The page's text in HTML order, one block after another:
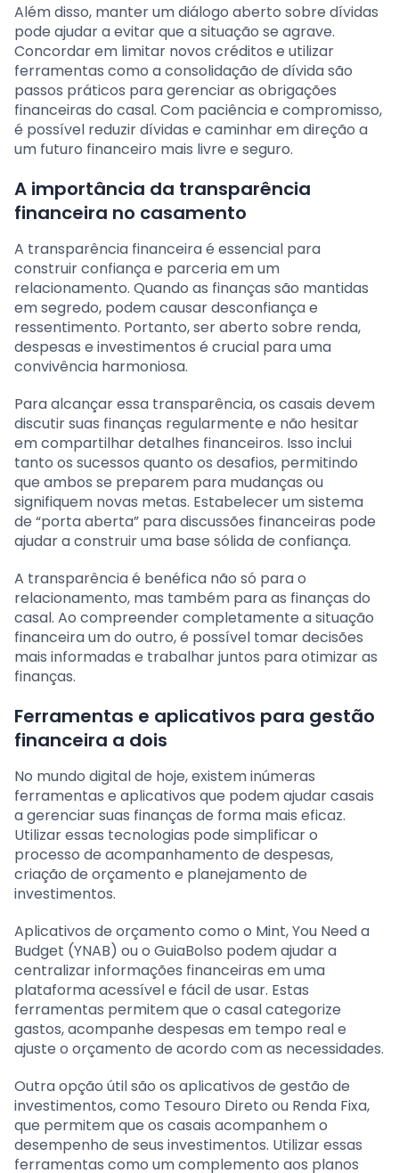
Além disso, manter um diálogo aberto sobre dívidas
pode ajudar a evitar que a situação se agrave.
Concordar em limitar novos créditos e utilizar
ferramentas como a consolidação de dívida são
passos práticos para gerenciar as obrigações
financeiras do casal. Com paciência e compromisso,
é possível reduzir dívidas e caminhar em direção a
um futuro financeiro mais livre e seguro.
A importância da transparência
financeira no casamento
A transparência financeira é essencial para
construir confiança e parceria em um
relacionamento. Quando as finanças são mantidas
em segredo, podem causar desconfiança e
ressentimento. Portanto, ser aberto sobre renda,
despesas e investimentos é crucial para uma
convivência harmoniosa.
Para alcançar essa transparência, os casais devem
discutir suas finanças regularmente e não hesitar
em compartilhar detalhes financeiros. Isso inclui
tanto os sucessos quanto os desafios, permitindo
que ambos se preparem para mudanças ou
signifiquem novas metas. Estabelecer um sistema
de “porta aberta” para discussões financeiras pode
ajudar a construir uma base sólida de confiança.
A transparência é benéfica não só para o
relacionamento, mas também para as finanças do
casal. Ao compreender completamente a situação
financeira um do outro, é possível tomar decisões
mais informadas e trabalhar juntos para otimizar as
finanças.
Ferramentas e aplicativos para gestão
financeira a dois
No mundo digital de hoje, existem inúmeras
ferramentas e aplicativos que podem ajudar casais
a gerenciar suas finanças de forma mais eficaz.
Utilizar essas tecnologias pode simplificar o
processo de acompanhamento de despesas,
criação de orçamento e planejamento de
investimentos.
Aplicativos de orçamento como o Mint, You Need a
Budget (YNAB) ou o GuiaBolso podem ajudar a
centralizar informações financeiras em uma
plataforma acessível e fácil de usar. Estas
ferramentas permitem que o casal categorize
gastos, acompanhe despesas em tempo real e
ajuste o orçamento de acordo com as necessidades.
Outra opção útil são os aplicativos de gestão de
investimentos, como Tesouro Direto ou Renda Fixa,
que permitem que os casais acompanhem o
desempenho de seus investimentos. Utilizar essas
ferramentas como um complemento aos planos